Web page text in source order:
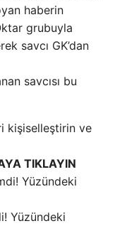
haberin
grubuyla
savcı GK’dan
savcısı bu
TIKLAYIN
Yüzündeki